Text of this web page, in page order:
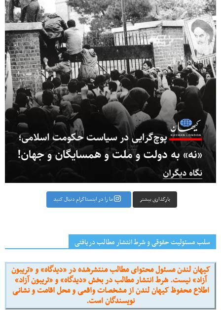
بارگذاری بیشتر ما را در اینستاگرام دنبال کنید
سلب مسئولیت حقوقی و شرط انتشار مطالب دریافتی
کیهان لندن مسئول محتوای مطالب منتشرشده در «دیدگاه» و «تریبون
آزاد» نیست. شرط انتشار مطالب در بخش «دیدگاه» و «تریبون آزاد»
اطلاع محفوظ کیهان لندن از مشخصات واقعی و محل اقامت و نشانی
نویسندگان است.